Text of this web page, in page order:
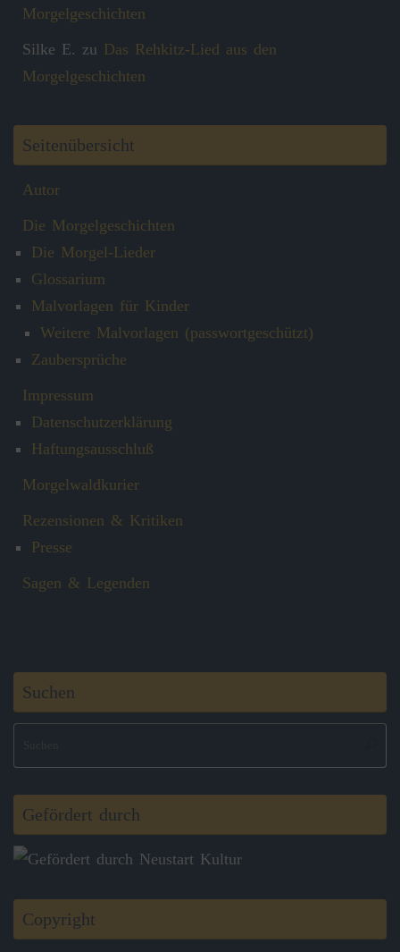
Morgelgeschichten
Silke E. zu Das Rehkitz-Lied aus den
Morgelgeschichten
Seitenübersicht
Autor
Die Morgelgeschichten
Die Morgel-Lieder
Glossarium
Malvorlagen für Kinder
Weitere Malvorlagen (passwortgeschützt)
Zaubersprüche
Impressum
Datenschutzerklärung
Haftungsausschluß
Morgelwaldkurier
Rezensionen & Kritiken
Presse
Sagen & Legenden
Suchen
Gefördert durch
Copyright